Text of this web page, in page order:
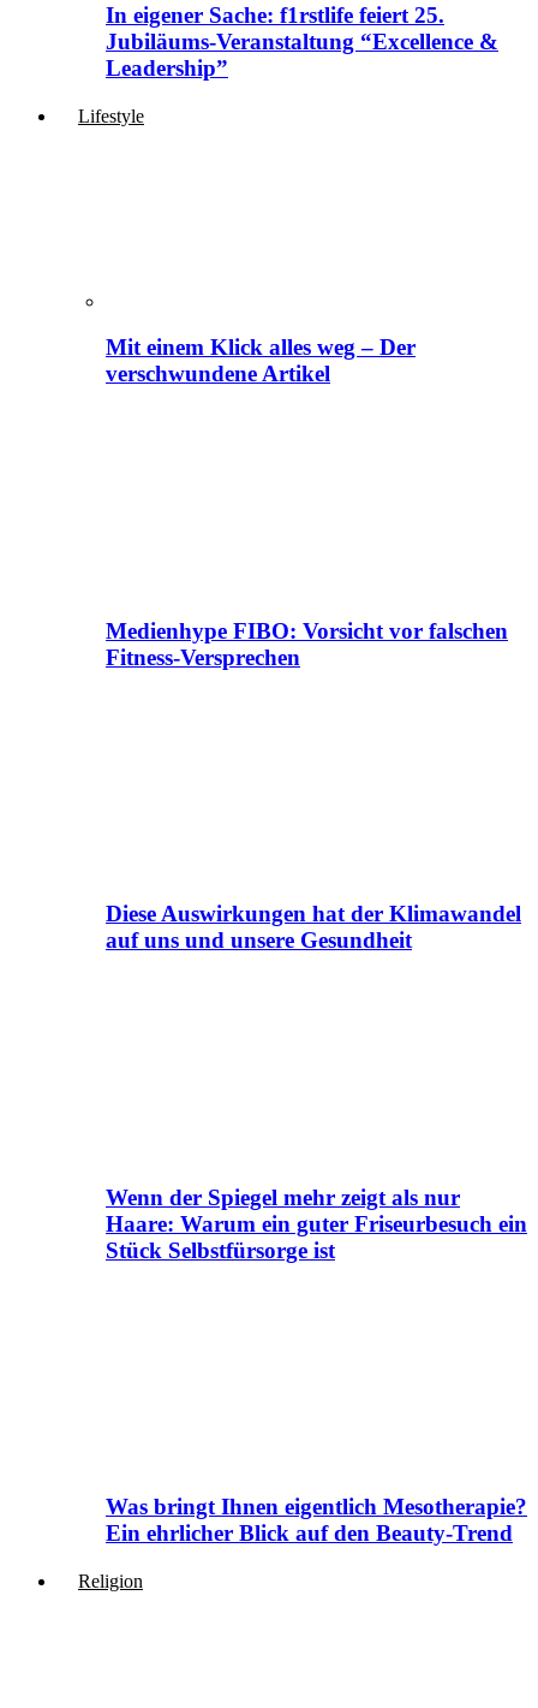
In eigener Sache: f1rstlife feiert 25.
Jubiläums-Veranstaltung “Excellence &
Leadership”
Lifestyle
Mit einem Klick alles weg – Der
verschwundene Artikel
Medienhype FIBO: Vorsicht vor falschen
Fitness-Versprechen
Diese Auswirkungen hat der Klimawandel
auf uns und unsere Gesundheit
Wenn der Spiegel mehr zeigt als nur
Haare: Warum ein guter Friseurbesuch ein
Stück Selbstfürsorge ist
Was bringt Ihnen eigentlich Mesotherapie?
Ein ehrlicher Blick auf den Beauty-Trend
Religion